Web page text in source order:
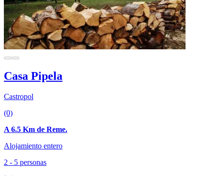
Casa Pipela
Castropol
(0)
A 6.5 Km de Reme.
Alojamiento entero
2 - 5 personas